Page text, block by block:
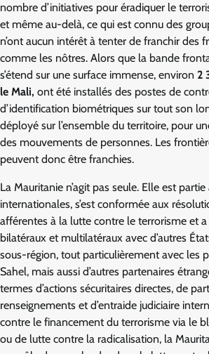
nombre d’initiatives pour éradiquer le
et même au-delà, ce qui est connu des
n’ont aucun intérêt à tenter de franchir des
comme les nôtres. Alors que la bande
s’étend sur une surface immense, environ 2
le Mali, ont été installés des postes de
d’identification biométriques sur tout son
déployé sur l’ensemble du territoire, pour
des mouvements de personnes. Les
peuvent donc être franchies.
La Mauritanie n’agit pas seule. Elle est
internationales, s’est conformée aux
afférentes à la lutte contre le terrorisme et
bilatéraux et multilatéraux avec d’autres
sous-région, tout particulièrement avec les
Sahel, mais aussi d’autres partenaires
termes d’actions sécuritaires directes, de
renseignements et d’entraide judiciaire
contre le financement du terrorisme via le
ou de lutte contre la radicalisation, la